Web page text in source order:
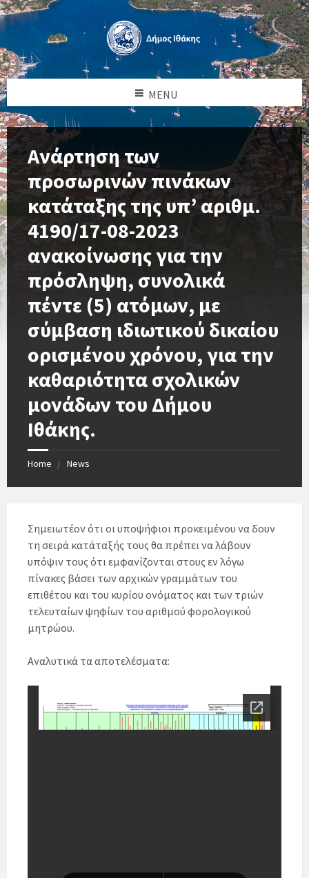
MENU
Ανάρτηση των
προσωρινών πινάκων
κατάταξης της υπ’ αριθμ.
4190/17-08-2023
ανακοίνωσης για την
πρόσληψη, συνολικά
πέντε (5) ατόμων, με
σύμβαση ιδιωτικού δικαίου
ορισμένου χρόνου, για την
καθαριότητα σχολικών
μονάδων του Δήμου
Ιθάκης.
Home News
Σημειωτέον ότι οι υποψήφιοι προκειμένου να δουν
τη σειρά κατάταξής τους θα πρέπει να λάβουν
υπόψιν τους ότι εμφανίζονται στους εν λόγω
πίνακες βάσει των αρχικών γραμμάτων του
επιθέτου και του κυρίου ονόματος και των τριών
τελευταίων ψηφίων του αριθμού φορολογικού
μητρώου.
Αναλυτικά τα αποτελέσματα: